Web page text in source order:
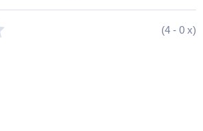
(4 - 0 x)